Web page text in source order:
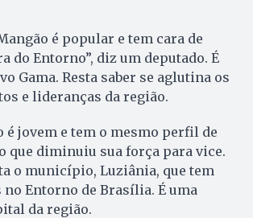
é popular e tem cara de
do Entorno”, diz um deputado. É
Gama. Resta saber se aglutina os
e lideranças da região.
é jovem e tem o mesmo perfil de
que diminuiu sua força para vice.
o município, Luziânia, que tem
Entorno de Brasília. É uma
da região.